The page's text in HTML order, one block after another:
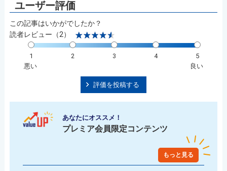
この記事はいかがでしたか？
読者レビュー（2）
1 2 3 4
5
悪い
良い
評価を投稿する
あなたにオススメ！
プレミア会員限定コンテンツ
もっと見る